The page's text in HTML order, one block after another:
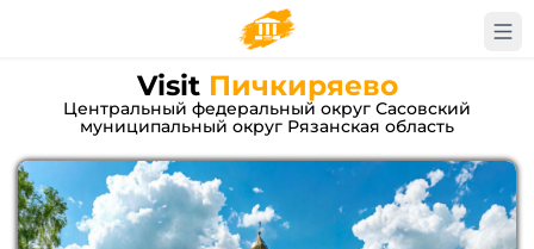
Visit Пичкиряево
Центральный федеральный округ Сасовский
муниципальный округ Рязанская область